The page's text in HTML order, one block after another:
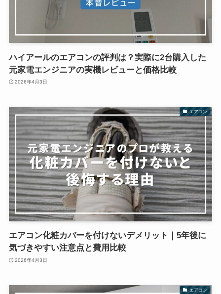
ハイアールのエアコンの評判は？実際に2台購入した
元家電エンジニアの実機レビューと価格比較
2026年4月3日
エアコン
エアコン化粧カバーを付けないデメリット｜5年後に
気づきやすい注意点と費用比較
2026年4月3日
エアコン